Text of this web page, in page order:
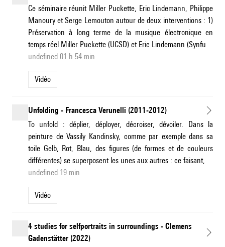
Ce séminaire réunit Miller Puckette, Eric Lindemann, Philippe
Manoury et Serge Lemouton autour de deux interventions : 1)
Préservation à long terme de la musique électronique en
temps réel Miller Puckette (UCSD) et Eric Lindemann (Synfu
undefined 01 h 54 min
Vidéo
Unfolding - Francesca Verunelli (2011-2012)
To unfold : déplier, déployer, décroiser, dévoiler. Dans la
peinture de Vassily Kandinsky, comme par exemple dans sa
toile Gelb, Rot, Blau, des figures (de formes et de couleurs
différentes) se superposent les unes aux autres : ce faisant,
undefined 19 min
Vidéo
4 studies for selfportraits in surroundings - Clemens
Gadenstätter (2022)